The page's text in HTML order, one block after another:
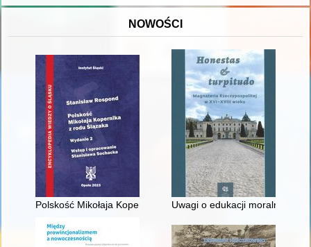
NOWOŚCI
Polskość Mikołaja Kopernika z rodu ŚlązakaUwagi o edukacji moralnej